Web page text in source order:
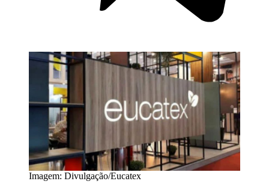
Imagem: Divulgação/Eucatex